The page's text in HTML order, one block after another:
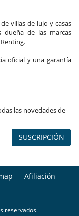
villas de lujo y casas
dueña de las marcas
oficial y una garantía
las novedades de
SUSCRIPCIÓN
Afiliación
reservados